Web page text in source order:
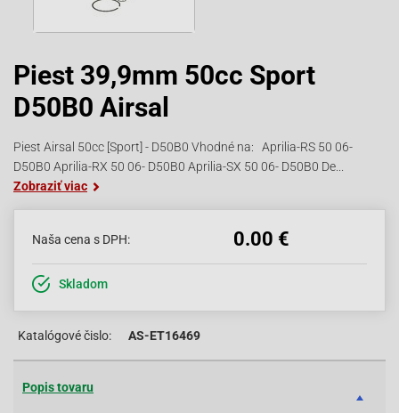
Piest 39,9mm 50cc Sport
D50B0 Airsal
Piest Airsal 50cc [Sport] - D50B0 Vhodné na: Aprilia-RS 50 06-
D50B0 Aprilia-RX 50 06- D50B0 Aprilia-SX 50 06- D50B0 De...
Zobraziť viac
Naša cena s DPH: 0.00 €
Skladom
Katalógové čislo: AS-ET16469
Popis tovaru